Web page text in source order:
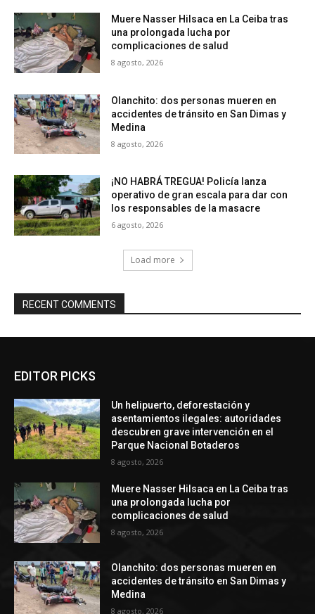
Muere Nasser Hilsaca en La Ceiba tras
una prolongada lucha por
complicaciones de salud
8 agosto, 2026
Olanchito: dos personas mueren en
accidentes de tránsito en San Dimas y
Medina
8 agosto, 2026
¡NO HABRÁ TREGUA! Policía lanza
operativo de gran escala para dar con
los responsables de la masacre
6 agosto, 2026
Load more
RECENT COMMENTS
EDITOR PICKS
Un helipuerto, deforestación y
asentamientos ilegales: autoridades
descubren grave intervención en el
Parque Nacional Botaderos
8 agosto, 2026
Muere Nasser Hilsaca en La Ceiba tras
una prolongada lucha por
complicaciones de salud
8 agosto, 2026
Olanchito: dos personas mueren en
accidentes de tránsito en San Dimas y
Medina
8 agosto, 2026